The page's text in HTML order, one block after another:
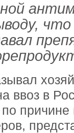
что
ввоз в
причине